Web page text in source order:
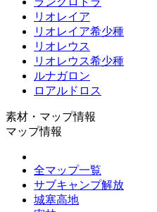
リオレイア
リオレイア希少種
リオレウス
リオレウス希少種
ルナガロン
ロアルドロス
素材・マップ情報
マップ情報
全マップ一覧
サブキャンプ解放
城塞高地